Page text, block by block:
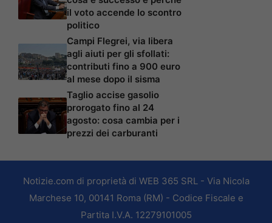
il voto accende lo scontro
politico
Campi Flegrei, via libera
agli aiuti per gli sfollati:
contributi fino a 900 euro
al mese dopo il sisma
Taglio accise gasolio
prorogato fino al 24
agosto: cosa cambia per i
prezzi dei carburanti
Notizie.com di proprietà di WEB 365 SRL - Via Nicola
Marchese 10, 00141 Roma (RM) - Codice Fiscale e
Partita I.V.A. 12279101005